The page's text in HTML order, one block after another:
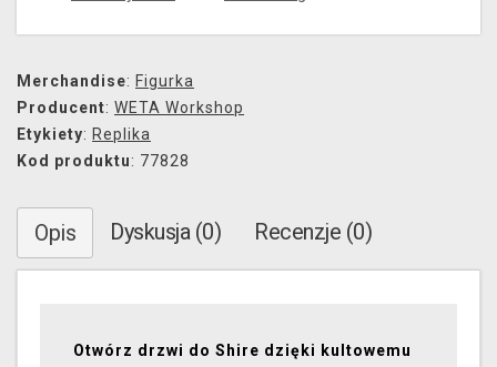
Merchandise: Figurka
Producent: WETA Workshop
Etykiety: Replika
Kod produktu: 77828
Opis Dyskusja (0) Recenzje (0)
Otwórz drzwi do Shire dzięki kultowemu